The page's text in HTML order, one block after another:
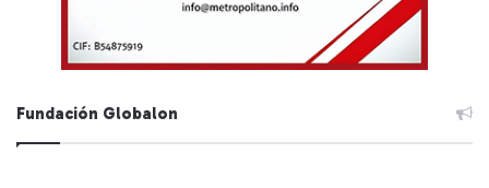
Fundación Globalon